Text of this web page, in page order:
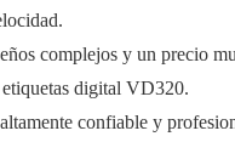
complejos y un precio
digital VD320.
confiable y